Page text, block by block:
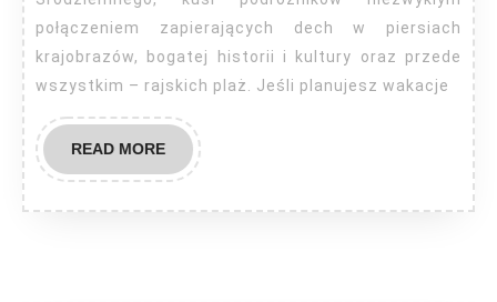
połączeniem zapierających dech w piersiach
krajobrazów, bogatej historii i kultury oraz przede
wszystkim – rajskich plaż. Jeśli planujesz wakacje
READ MOREREAD
MORE